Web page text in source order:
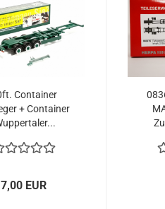
Container
+ Container
7,00 EUR